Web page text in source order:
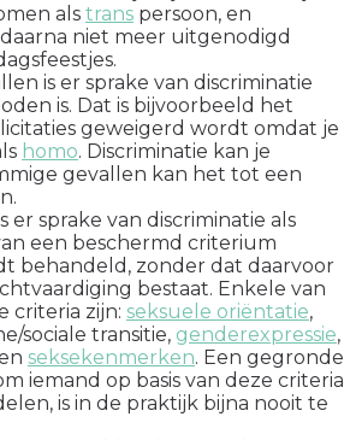
als trans persoon, en
niet meer uitgenodigd
is er sprake van discriminatie
is. Dat is bijvoorbeeld het
geweigerd wordt omdat je
homo. Discriminatie kan je
gevallen kan het tot een
er sprake van discriminatie als
een beschermd criterium
behandeld, zonder dat daarvoor
bestaat. Enkele van
criteria zijn: seksuele oriëntatie,
sociale transitie, genderexpressie,
seksekenmerken. Een gegronde
iemand op basis van deze criteria
is in de praktijk bijna nooit te